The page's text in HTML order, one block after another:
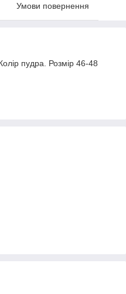
Умови повернення
пудра. Розмір 46-48